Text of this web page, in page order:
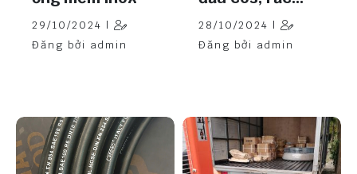
29/10/2024 |
Đăng bởi admin
co…
28/10/2024 |
Đăng bởi admin